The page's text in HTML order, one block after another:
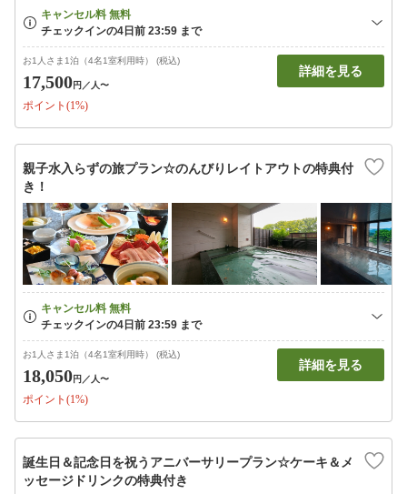
お1人さま1泊（4名1室利用時） (税込)
17,500円 ／人〜
ポイント(1%)
詳細を見る
親子水入らずの旅プラン☆のんびりレイトアウトの特典付
き！
お1人さま1泊（4名1室利用時） (税込)
18,050円 ／人〜
ポイント(1%)
詳細を見る
誕生日＆記念日を祝うアニバーサリープラン☆ケーキ＆メ
ッセージドリンクの特典付き